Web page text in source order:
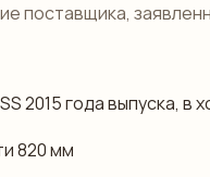
поставщика,
2015 года выпуска,
820 мм